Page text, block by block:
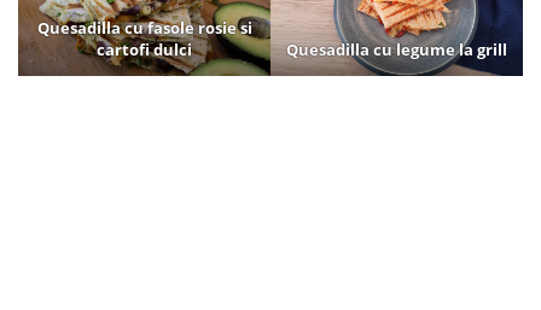
Quesadilla cu fasole rosie si
cartofi dulci
Quesadilla cu legume la grill